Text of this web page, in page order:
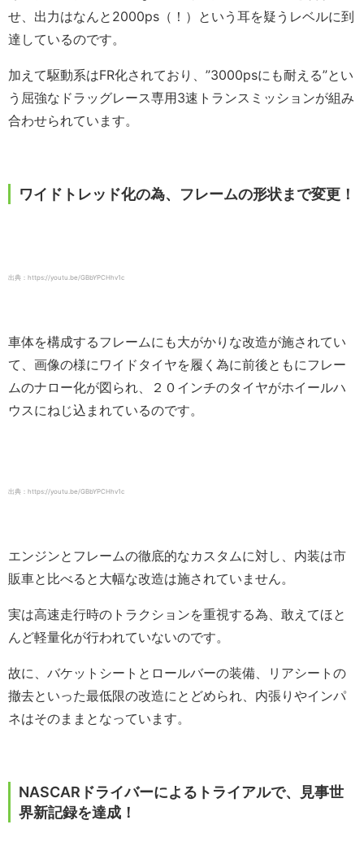
せ、出力はなんと2000ps（！）という耳を疑うレベルに到
達しているのです。
加えて駆動系はFR化されており、”3000psにも耐える”とい
う屈強なドラッグレース専用3速トランスミッションが組み
合わせられています。
ワイドトレッド化の為、フレームの形状まで変更！
出典：https://youtu.be/GBbYPCHhv1c
車体を構成するフレームにも大がかりな改造が施されてい
て、画像の様にワイドタイヤを履く為に前後ともにフレー
ムのナロー化が図られ、２０インチのタイヤがホイールハ
ウスにねじ込まれているのです。
出典：https://youtu.be/GBbYPCHhv1c
エンジンとフレームの徹底的なカスタムに対し、内装は市
販車と比べると大幅な改造は施されていません。
実は高速走行時のトラクションを重視する為、敢えてほと
んど軽量化が行われていないのです。
故に、バケットシートとロールバーの装備、リアシートの
撤去といった最低限の改造にとどめられ、内張りやインパ
ネはそのままとなっています。
NASCARドライバーによるトライアルで、見事世
界新記録を達成！